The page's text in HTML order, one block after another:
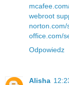
webroot
norton.com/
office.com/
Odpowiedz
Alisha